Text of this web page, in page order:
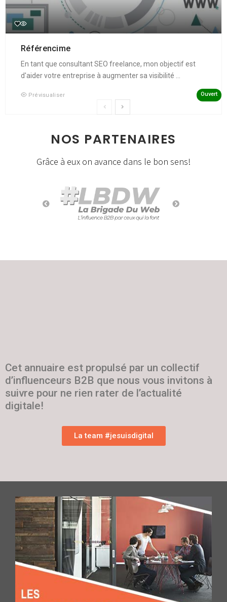
Référencime
En tant que consultant SEO freelance, mon objectif est
d'aider votre entreprise à augmenter sa visibilité ...
Prévisualiser Ouvert
NOS PARTENAIRES
Grâce à eux on avance dans le bon sens!
Cet annuaire est propulsé par un collectif
d’influenceurs B2B que nous vous invitons à
suivre pour ne rien rater de l’actualité
digitale!
La team #jesuisdigital